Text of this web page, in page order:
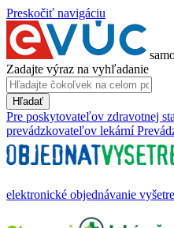
Preskočiť navigáciu
Zadajte výraz na vyhľadanie
Hľadať
Pre poskytovateľov zdravotnej
prevádzkovateľov lekární
elektronické objednávanie